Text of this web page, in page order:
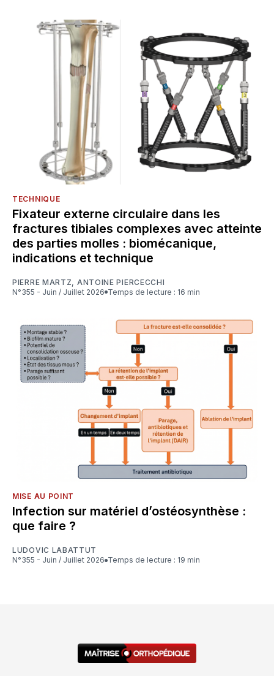
TECHNIQUE
Fixateur externe circulaire dans les
fractures tibiales complexes avec atteinte
des parties molles : biomécanique,
indications et technique
PIERRE MARTZ
ANTOINE PIERCECCHI
N°355 - Juin / Juillet 2026
Temps de lecture : 16 min
MISE AU POINT
Infection sur matériel d’ostéosynthèse :
que faire ?
LUDOVIC LABATTUT
N°355 - Juin / Juillet 2026
Temps de lecture : 19 min